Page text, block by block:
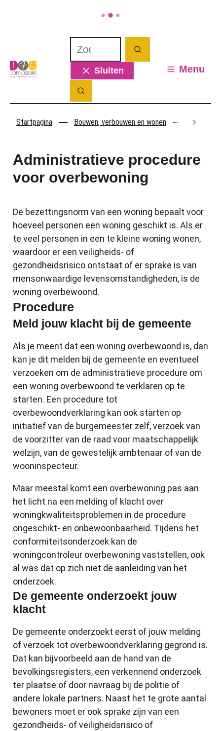
Leopoldsburg
Zoeken
Sluiten
Zoek tonen / verbergen
Menu
scroll
Startpagina Bouwen, verbouwen en wonen Wonen
Administratieve procedure
voor overbewoning
De bezettingsnorm van een woning bepaalt voor
hoeveel personen een woning geschikt is. Als er
te veel personen in een te kleine woning wonen,
waardoor er een veiligheids- of
gezondheidsrisico ontstaat of er sprake is van
mensonwaardige levensomstandigheden, is de
woning overbewoond.
Procedure
Meld jouw klacht bij de gemeente
Als je meent dat een woning overbewoond is, dan
kan je dit melden bij de gemeente en eventueel
verzoeken om de administratieve procedure om
een woning overbewoond te verklaren op te
starten. Een procedure tot
overbewoondverklaring kan ook starten op
initiatief van de burgemeester zelf, verzoek van
de voorzitter van de raad voor maatschappelijk
welzijn, van de gewestelijk ambtenaar of van de
wooninspecteur.
Maar meestal komt een overbewoning pas aan
het licht na een melding of klacht over
woningkwaliteitsproblemen in de procedure
ongeschikt- en onbewoonbaarheid. Tijdens het
conformiteitsonderzoek kan de
woningcontroleur overbewoning vaststellen, ook
al was dat op zich niet de aanleiding van het
onderzoek.
De gemeente onderzoekt jouw
klacht
De gemeente onderzoekt eerst of jouw melding
of verzoek tot overbewoondverklaring gegrond is.
Dat kan bijvoorbeeld aan de hand van de
bevolkingsregisters, een verkennend onderzoek
ter plaatse of door navraag bij de politie of
andere lokale partners. Naast het te grote aantal
bewoners moet er ook sprake zijn van een
gezondheids- of veiligheidsrisico of